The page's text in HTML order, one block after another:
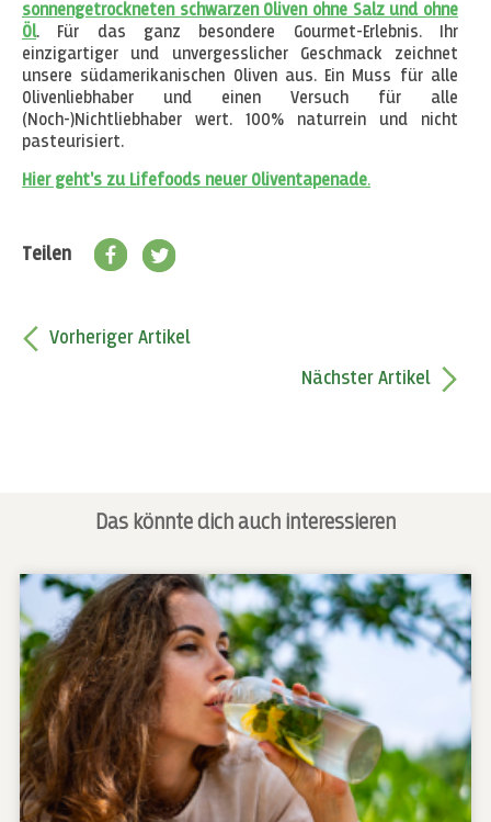
sonnengetrockneten schwarzen Oliven ohne Salz und ohne
Öl. Für das ganz besondere Gourmet-Erlebnis. Ihr
einzigartiger und unvergesslicher Geschmack zeichnet
unsere südamerikanischen Oliven aus. Ein Muss für alle
Olivenliebhaber und einen Versuch für alle
(Noch-)Nichtliebhaber wert. 100% naturrein und nicht
pasteurisiert.
Hier geht's zu Lifefoods neuer Oliventapenade.
Teilen
Vorheriger Artikel
Nächster Artikel
Das könnte dich auch interessieren